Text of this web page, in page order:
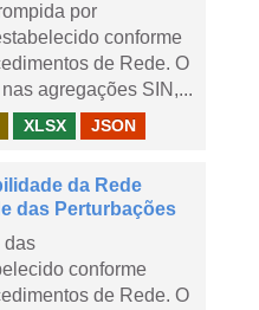
por
conforme
de Rede. O
agregações SIN,...
XLSX JSON
da Rede
das Perturbações
das
conforme
de Rede. O